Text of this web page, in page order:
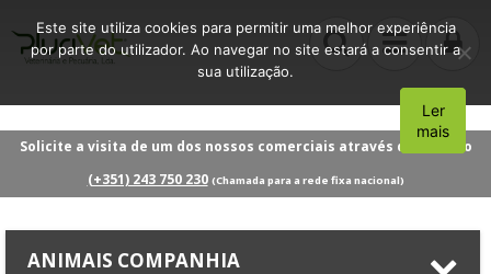
Solicite a visita de um dos nossos comerciais através do número
(+351) 243 750 230 (Chamada para a rede fixa nacional)
ANIMAIS COMPANHIA
Este site utiliza cookies para permitir uma melhor experiência
por parte do utilizador. Ao navegar no site estará a consentir a
sua utilização.
Aceito
Ler
mais